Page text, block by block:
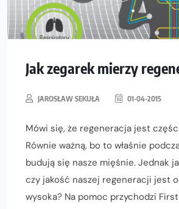
Jak zegarek mierzy
JAROSŁAW SEKUŁA 01-04-2015
Mówi się, że regeneracja jest
Równie ważną, bo to właśnie
budują się nasze mięśnie. Jednak
czy jakość naszej regeneracji jest
wysoka? Na pomoc przychodzi